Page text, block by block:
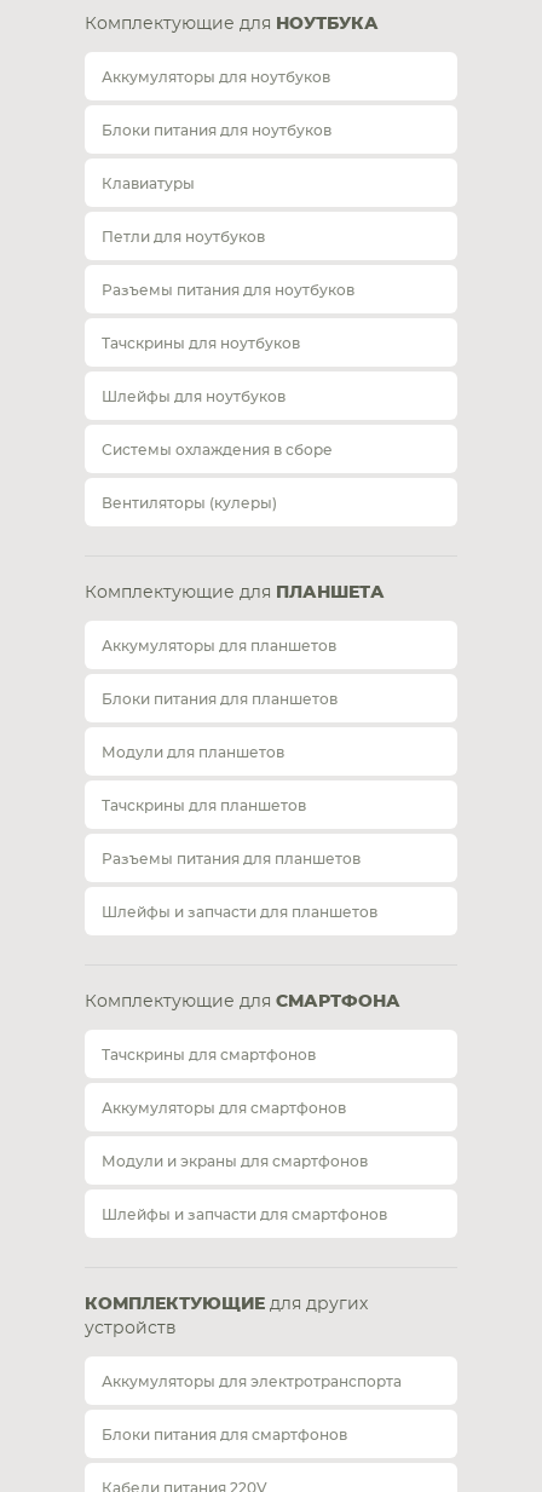
Комплектующие для НОУТБУКА
Аккумуляторы для ноутбуков
Блоки питания для ноутбуков
Клавиатуры
Петли для ноутбуков
Разъемы питания для ноутбуков
Тачскрины для ноутбуков
Шлейфы для ноутбуков
Системы охлаждения в сборе
Вентиляторы (кулеры)
Комплектующие для ПЛАНШЕТА
Аккумуляторы для планшетов
Блоки питания для планшетов
Модули для планшетов
Тачскрины для планшетов
Разъемы питания для планшетов
Шлейфы и запчасти для планшетов
Комплектующие для СМАРТФОНА
Тачскрины для смартфонов
Аккумуляторы для смартфонов
Модули и экраны для смартфонов
Шлейфы и запчасти для смартфонов
КОМПЛЕКТУЮЩИЕ для других
устройств
Аккумуляторы для электротранспорта
Блоки питания для смартфонов
Кабели питания 220V